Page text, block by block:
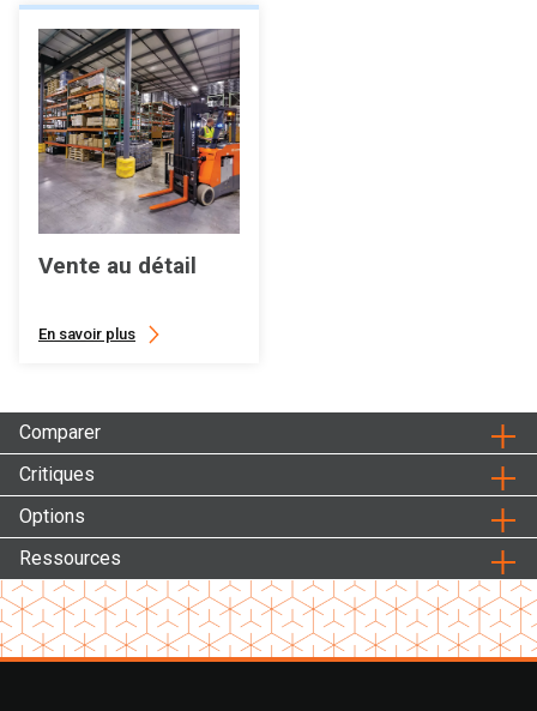
Vente au détail
En savoir plus
Comparer
Critiques
Options
Ressources